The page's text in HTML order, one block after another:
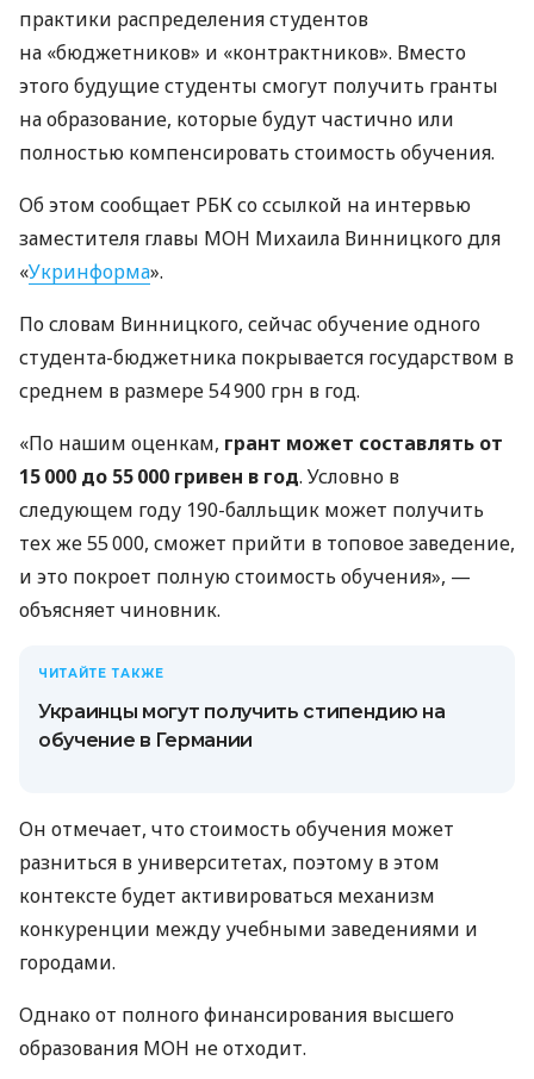
практики распределения студентов
на «бюджетников» и «контрактников». Вместо
этого будущие студенты смогут получить гранты
на образование, которые будут частично или
полностью компенсировать стоимость обучения.
Об этом сообщает РБК со ссылкой на интервью
заместителя главы МОН Михаила Винницкого для
«Укринформа».
По словам Винницкого, сейчас обучение одного
студента-бюджетника покрывается государством в
среднем в размере 54 900 грн в год.
«По нашим оценкам, грант может составлять от
15 000 до 55 000 гривен в год. Условно в
следующем году 190-балльщик может получить
тех же 55 000, сможет прийти в топовое заведение,
и это покроет полную стоимость обучения», —
объясняет чиновник.
ЧИТАЙТЕ ТАКЖЕ
Украинцы могут получить стипендию на
обучение в Германии
Он отмечает, что стоимость обучения может
разниться в университетах, поэтому в этом
контексте будет активироваться механизм
конкуренции между учебными заведениями и
городами.
Однако от полного финансирования высшего
образования МОН не отходит.